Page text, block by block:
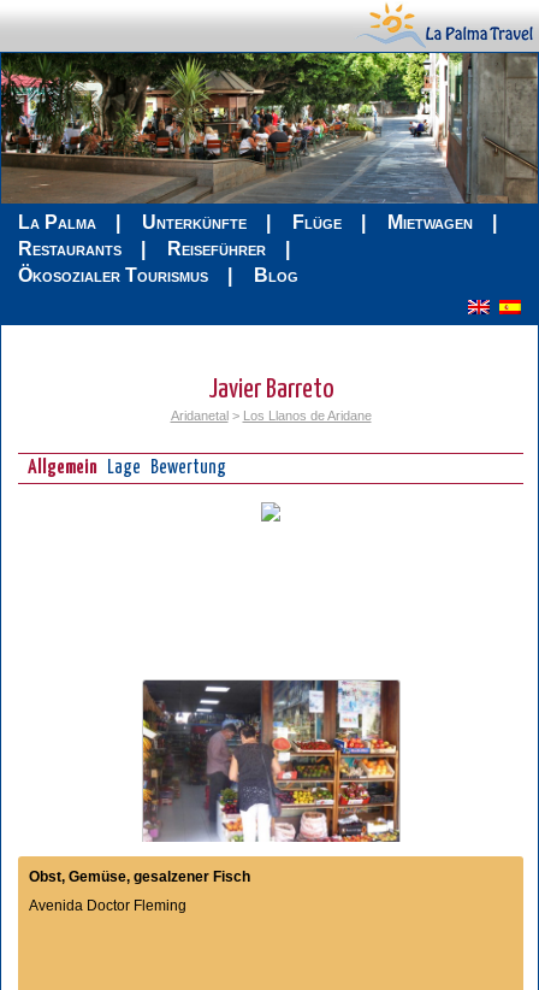
La Palma Unterkünfte Flüge
Mietwagen
Restaurants
Reiseführer
Ökosozialer Tourismus
Blog
Javier Barreto
Aridanetal> Los Llanos de Aridane
Allgemein Lage Bewertung
Obst, Gemüse, gesalzener Fisch
Avenida Doctor Fleming